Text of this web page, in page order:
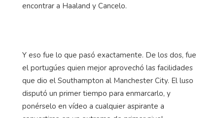
encontrar a Haaland y Cancelo.
Y eso fue lo que pasó exactamente. De los dos, fue
el portugúes quien mejor aprovechó las facilidades
que dio el Southampton al Manchester City. El luso
disputó un primer tiempo para enmarcarlo, y
ponérselo en vídeo a cualquier aspirante a